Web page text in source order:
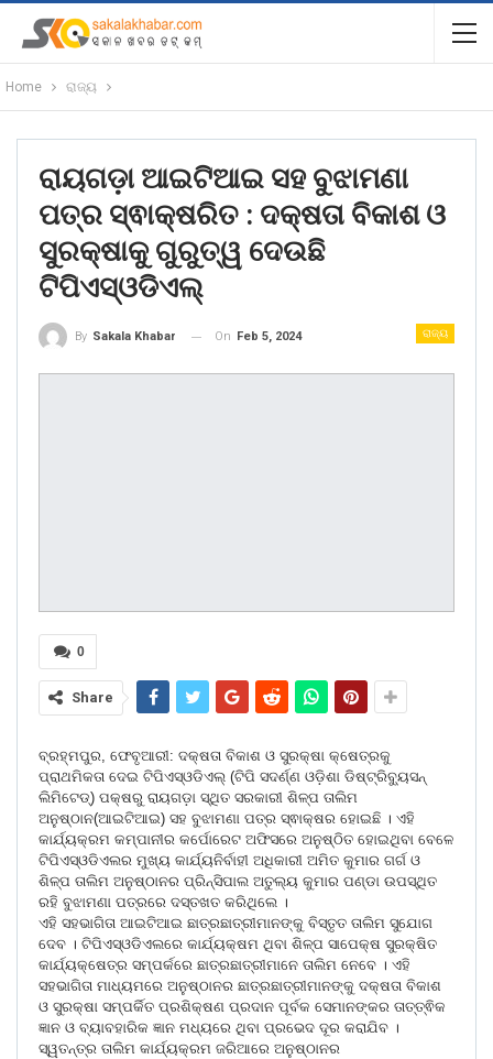
Home ରାଜ୍ୟ
ରାୟଗଡ଼ା ଆଇଟିଆଇ ସହ ବୁଝାମଣା
ପତ୍ର ସ୍ଵାକ୍ଷରିତ : ଦକ୍ଷତା ବିକାଶ ଓ
ସୁରକ୍ଷାକୁ ଗୁରୁତ୍ୱ ଦେଉଛି
ଟିପିଏସ୍ଓଡିଏଲ୍
ରାଜ୍ୟ
By Sakala Khabar On Feb 5, 2024
0
Share
ବ୍ରହ୍ମପୁର, ଫେବୃଆରୀ: ଦକ୍ଷତା ବିକାଶ ଓ ସୁରକ୍ଷା କ୍ଷେତ୍ରକୁ
ପ୍ରାଥମିକତା ଦେଇ ଟିପିଏସ୍ଓଡିଏଲ୍ (ଟିପି ସଦର୍ଣ୍ଣ ଓଡ଼ିଶା ଡିଷ୍ଟ୍ରିବ୍ୟୁସନ୍
ଲିମିଟେଡ୍) ପକ୍ଷରୁ ରାୟଗଡ଼ା ସ୍ଥିତ ସରକାରୀ ଶିଳ୍ପ ତାଲିମ
ଅନୁଷ୍ଠାନ(ଆଇଟିଆଇ) ସହ ବୁଝାମଣା ପତ୍ର ସ୍ଵାକ୍ଷର ହୋଇଛି । ଏହି
କାର୍ଯ୍ୟକ୍ରମ କମ୍ପାନୀର କର୍ପୋରେଟ ଅଫିସରେ ଅନୁଷ୍ଠିତ ହୋଇଥିବା ବେଳେ
ଟିପିଏସ୍ଓଡିଏଲର ମୁଖ୍ୟ କାର୍ଯ୍ୟନିର୍ବାହୀ ଅଧିକାରୀ ଅମିତ କୁମାର ଗର୍ଗ ଓ
ଶିଳ୍ପ ତାଲିମ ଅନୁଷ୍ଠାନର ପ୍ରିନ୍ସିପାଲ ଅତୁଲ୍ୟ କୁମାର ପଣ୍ଡା ଉପସ୍ଥିତ
ରହି ବୁଝାମଣା ପତ୍ରରେ ଦସ୍ତଖତ କରିଥିଲେ ।
ଏହି ସହଭାଗିତା ଆଇଟିଆଇ ଛାତ୍ରଛାତ୍ରୀମାନଙ୍କୁ ବିସ୍ତୃତ ତାଲିମ ସୁଯୋଗ
ଦେବ । ଟିପିଏସ୍ଓଡିଏଲରେ କାର୍ଯ୍ୟକ୍ଷମ ଥିବା ଶିଳ୍ପ ସାପେକ୍ଷ ସୁରକ୍ଷିତ
କାର୍ଯ୍ୟକ୍ଷେତ୍ର ସମ୍ପର୍କରେ ଛାତ୍ରଛାତ୍ରୀମାନେ ତାଲିମ ନେବେ । ଏହି
ସହଭାଗିତା ମାଧ୍ୟମରେ ଅନୁଷ୍ଠାନର ଛାତ୍ରଛାତ୍ରୀମାନଙ୍କୁ ଦକ୍ଷତା ବିକାଶ
ଓ ସୁରକ୍ଷା ସମ୍ପର୍କିତ ପ୍ରଶିକ୍ଷଣ ପ୍ରଦାନ ପୂର୍ବକ ସେମାନଙ୍କର ତାତ୍ତ୍ଵିକ
ଜ୍ଞାନ ଓ ବ୍ୟାବହାରିକ ଜ୍ଞାନ ମଧ୍ୟରେ ଥିବା ପ୍ରଭେଦ ଦୂର କରାଯିବ ।
ସ୍ୱତନ୍ତ୍ର ତାଲିମ କାର୍ଯ୍ୟକ୍ରମ ଜରିଆରେ ଅନୁଷ୍ଠାନର